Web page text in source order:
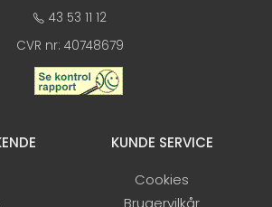
43 53 11 12
CVR nr: 40748679
KUNDE SERVICE
Cookies
Brugervilkår